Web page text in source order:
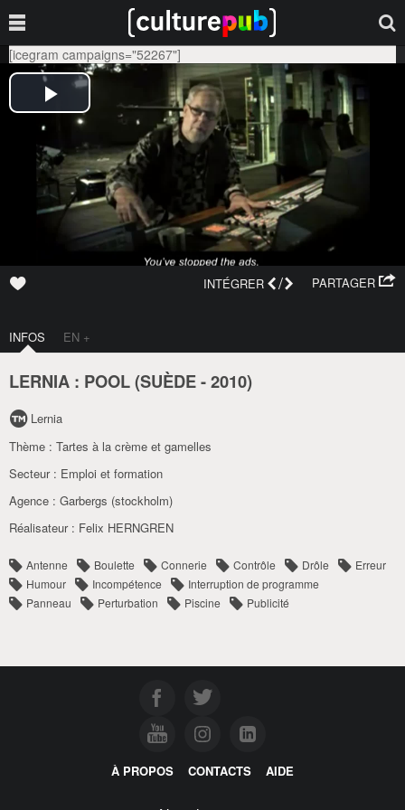
[icegram campaigns="52267"]
PARTAGER
INTÉGRER /
INFOS EN +
LERNIA : POOL (SUÈDE-2010)
Lernia
Thème : Tartes à la crème et gamelles
Secteur : Emploi et formation
Agence : Garbergs (stockholm)
Réalisateur : Felix HERNGREN
Antenne Boulette Connerie Contrôle Drôle
Erreur
Humour
Incompétence
Interruption de programme
Panneau
Perturbation Piscine Publicité
À PROPOS CONTACTS AIDE